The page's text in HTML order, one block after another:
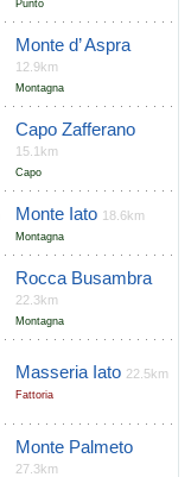
Punto
Monte d’ Aspra
12.9km
Montagna
Capo Zafferano
15.1km
Capo
Monte Iato 18.6km
Montagna
Rocca Busambra
22.3km
Montagna
Masseria Iato 22.5km
Fattoria
Monte Palmeto
27.3km